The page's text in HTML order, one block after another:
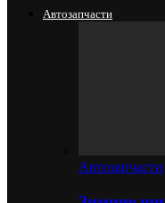
Автозапчасти
Автозапчасти